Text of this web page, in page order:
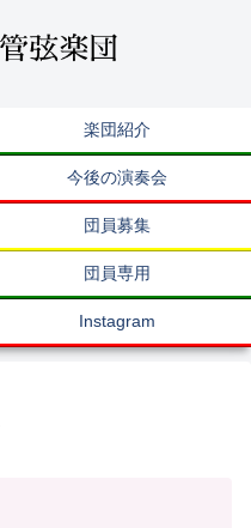
楽団紹介
今後の演奏会
団員募集
団員専用
Instagram